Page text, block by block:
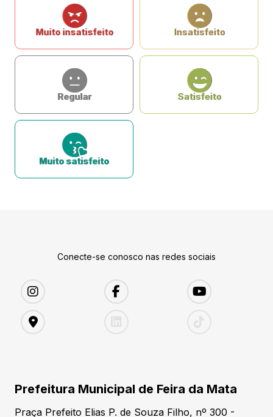
Muito insatisfeito Insatisfeito
Regular Satisfeito
Muito satisfeito
Conecte-se conosco nas redes sociais
Prefeitura Municipal de Feira da Mata
Praça Prefeito Elias P. de Souza Filho, nº 300 -